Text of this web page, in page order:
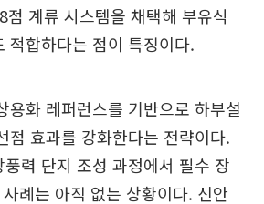
점 계류 시스템을 채택해 부유식
적합하다는 점이 특징이다.
용화 레퍼런스를 기반으로 하부설
점 효과를 강화한다는 전략이다.
력 단지 조성 과정에서 필수 장
례는 아직 없는 상황이다. 신안